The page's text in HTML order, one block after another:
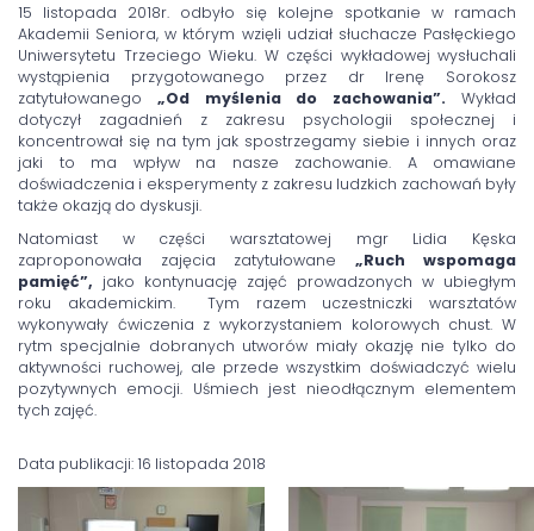
15 listopada 2018r. odbyło się kolejne spotkanie w ramach
Akademii Seniora, w którym wzięli udział słuchacze Pasłęckiego
Uniwersytetu Trzeciego Wieku. W części wykładowej wysłuchali
wystąpienia przygotowanego przez dr Irenę Sorokosz
zatytułowanego „Od myślenia do zachowania”.Wykład
dotyczył zagadnień z zakresu psychologii społecznej i
koncentrował się na tym jak spostrzegamy siebie i innych oraz
jaki to ma wpływ na nasze zachowanie. A omawiane
doświadczenia i eksperymenty z zakresu ludzkich zachowań były
także okazją do dyskusji.
Natomiast w części warsztatowej mgr Lidia Kęska
zaproponowała zajęcia zatytułowane „Ruch wspomaga
pamięć”, jako kontynuację zajęć prowadzonych w ubiegłym
roku akademickim. Tym razem uczestniczki warsztatów
wykonywały ćwiczenia z wykorzystaniem kolorowych chust. W
rytm specjalnie dobranych utworów miały okazję nie tylko do
aktywności ruchowej, ale przede wszystkim doświadczyć wielu
pozytywnych emocji. Uśmiech jest nieodłącznym elementem
tych zajęć.
Data publikacji: 16 listopada 2018